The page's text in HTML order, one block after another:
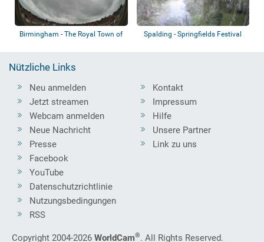
Birmingham - The Royal Town of
Spalding - Springfields Festival
Nützliche Links
Neu anmelden
Jetzt streamen
Webcam anmelden
Neue Nachricht
Presse
Kontakt
Impressum
Hilfe
Unsere Partner
Link zu uns
Facebook
YouTube
Datenschutzrichtlinie
Nutzungsbedingungen
RSS
Copyright 2004-2026 WorldCam®. All Rights Reserved.